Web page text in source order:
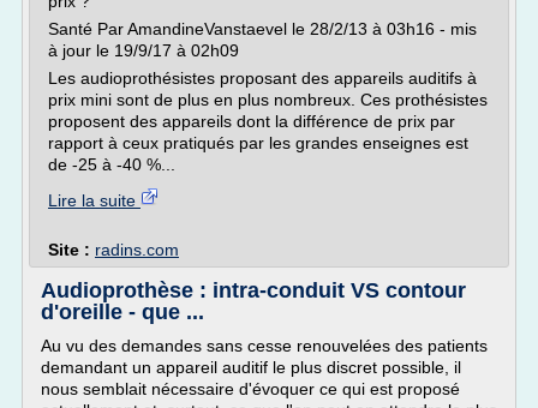
Santé Par AmandineVanstaevel le 28/2/13 à 03h16 - mis
à jour le 19/9/17 à 02h09
Les audioprothésistes proposant des appareils auditifs à
prix mini sont de plus en plus nombreux. Ces prothésistes
proposent des appareils dont la différence de prix par
rapport à ceux pratiqués par les grandes enseignes est
de -25 à -40 %...
Lire la suite
Site : radins.com
Audioprothèse : intra-conduit VS contour
d'oreille - que ...
Au vu des demandes sans cesse renouvelées des patients
demandant un appareil auditif le plus discret possible, il
nous semblait nécessaire d'évoquer ce qui est proposé